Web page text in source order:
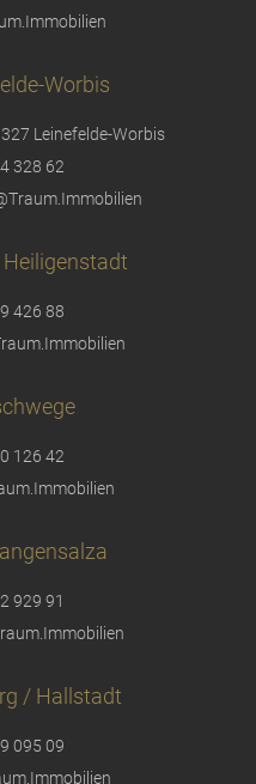
Worbis
Leinefelde-Worbis
328 62
426 88
126 42
929 91
/ Hallstadt
095 09